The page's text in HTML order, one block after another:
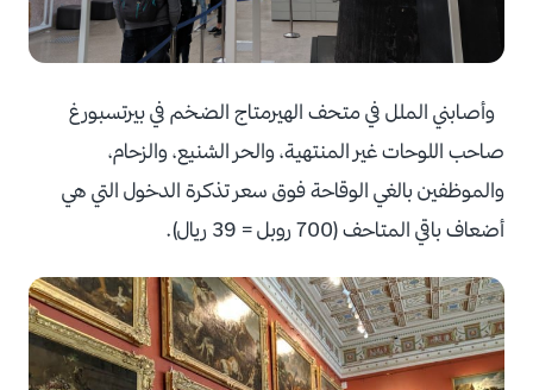
وأصابني الملل في متحف الهيرمتاج الضخم في بيرتسبورغ
صاحب اللوحات غير المنتهية، والحر الشنيع، والزحام،
والموظفين بالغي الوقاحة فوق سعر تذكرة الدخول التي هي
أضعاف باقي المتاحف (700 روبل = 39 ريال).